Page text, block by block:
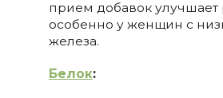
прием добавок улучшает
особенно у женщин с
железа.
Белок: